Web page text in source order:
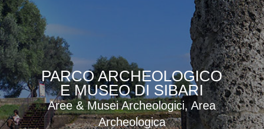
PARCO ARCHEOLOGICO
E MUSEO DI SIBARI
Aree & Musei Archeologici, Area
Archeologica